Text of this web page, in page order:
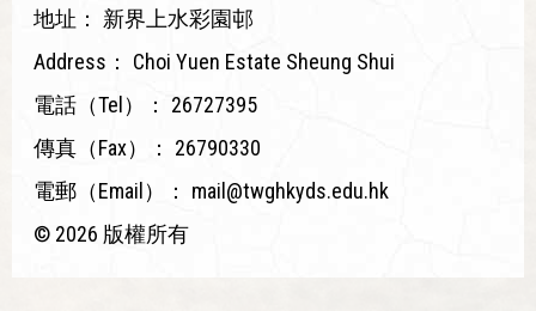
地址：
新界上水彩園邨
Address：
Choi Yuen Estate Sheung Shui
電話（Tel）：
26727395
傳真（Fax）：
26790330
電郵（Email）：
mail@twghkyds.edu.hk
© 2026 版權所有